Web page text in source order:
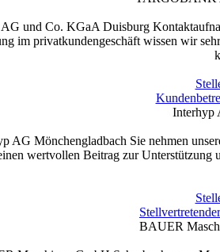
und Co. KGaA Duisburg
im privatkundengeschäft wissen wir
Interhyp
AG Mönchengladbach Sie nehmen
wertvollen Beitrag zur
BAUER